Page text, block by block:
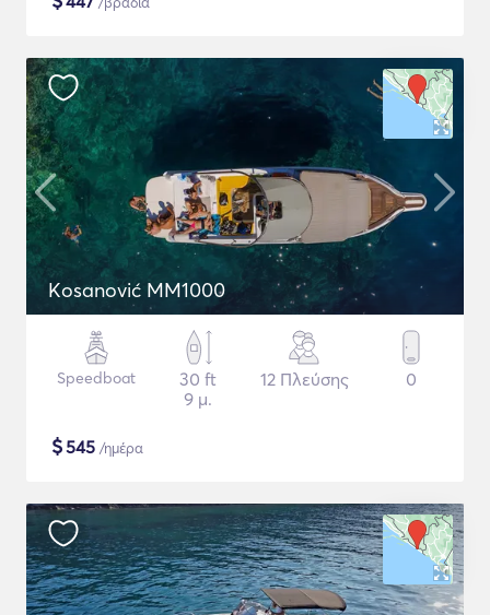
Kosanović MM1000
Speedboat
30 ft
9 μ.
12 Πλεύσης 0
$545 /ημέρα